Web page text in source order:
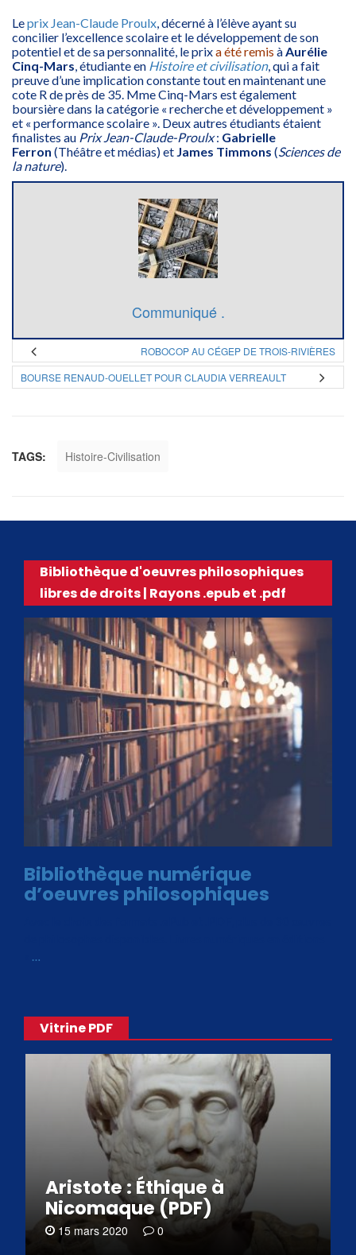
Leprix Jean-Claude Proulx , décerné à l’élève ayant su
concilier l’excellence scolaire et le développement de son
potentiel et de sa personnalité, le prixa été remis à Aurélie
Cinq-Mars , étudiante en Histoire et civilisation, qui a fait
preuve d’une implication constante tout en maintenant une
cote R de près de 35. Mme Cinq-Mars est également
boursière dans la catégorie « recherche et développement »
et « performance scolaire ». Deux autres étudiants étaient
finalistes au Prix Jean-Claude-Proulx: Gabrielle
Ferron (Théâtre et médias) et James Timmons (Sciences de
la nature).
Communiqué .
ROBOCOP AU CÉGEP DE TROIS-RIVIÈRES
BOURSE RENAUD-OUELLET POUR CLAUDIA VERREAULT
TAGS: Histoire-Civilisation
Bibliothèque d'oeuvres philosophiques
libres de droits | Rayons .epub et .pdf
Bibliothèque numérique
d’oeuvres philosophiques
…
Vitrine PDF
Aristote : Éthique à
Nicomaque (PDF)
15 mars 2020 0